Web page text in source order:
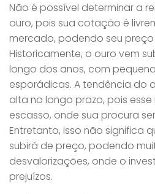
Não é possível determinar a
ouro, pois sua cotação é
mercado, podendo seu preço
Historicamente, o ouro vem
longo dos anos, com
esporádicas. A tendência do
alta no longo prazo, pois
escasso, onde sua procura
Entretanto, isso não significa
subirá de preço, podendo
desvalorizações, onde o
prejuízos.